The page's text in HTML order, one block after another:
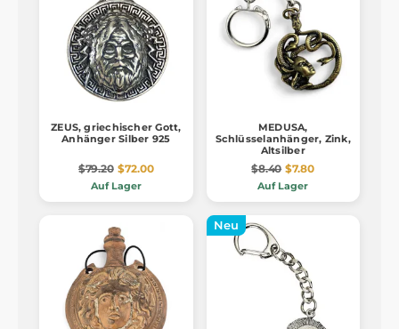
ZEUS, griechischer Gott,
Anhänger Silber 925
$79.20 $72.00
Auf Lager
MEDUSA,
Schlüsselanhänger, Zink,
Altsilber
$8.40 $7.80
Auf Lager
Neu